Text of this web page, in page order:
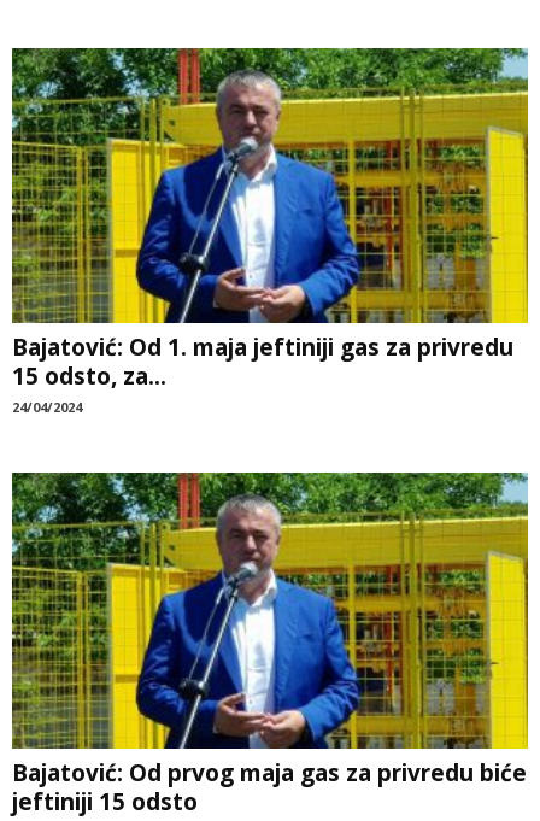
Bajatović: Od 1. maja jeftiniji gas za privredu
15 odsto, za...
24/04/2024
Bajatović: Od prvog maja gas za privredu biće
jeftiniji 15 odsto